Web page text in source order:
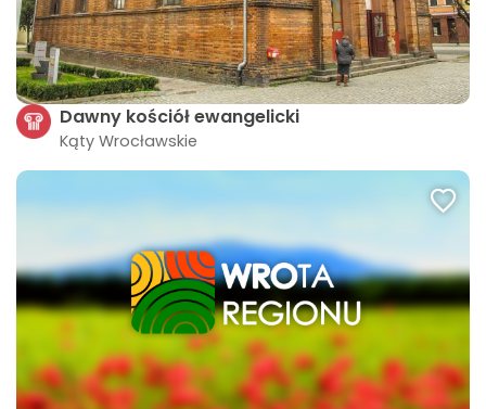
Dawny kościół ewangelicki
Kąty Wrocławskie